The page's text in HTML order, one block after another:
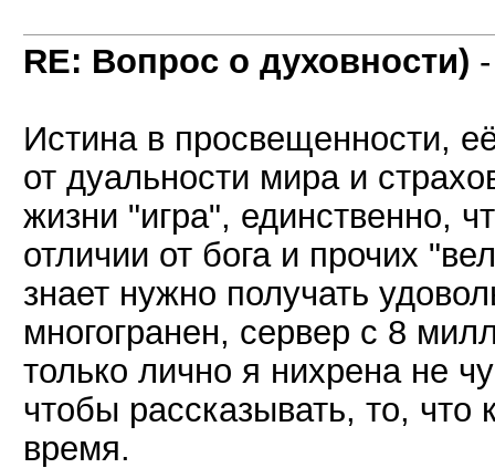
RE: Вопрос о духовности)
Истина в просвещенности,
от дуальности мира и
жизни "игра", единственно,
отличии от бога и прочих
знает нужно получать
многогранен, сервер с 8
только лично я нихрена не
чтобы рассказывать, то, что
время.